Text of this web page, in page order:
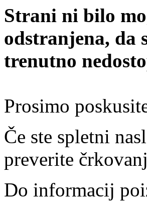
Strani ni bilo
odstranjena, da
trenutno
Prosimo
Če ste spletni
preverite
Do informacij